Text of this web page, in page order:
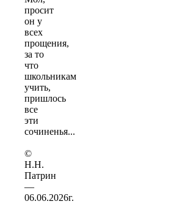
просит
он у
всех
прощения,
за то
что
школьникам
учить,
пришлось
все
эти
сочиненья...
©
Н.Н.
Патрин
—
06.06.2026г.